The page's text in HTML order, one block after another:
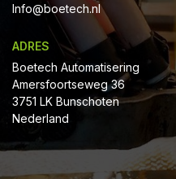
Info@boetech.nl
ADRES
Boetech Automatisering
Amersfoortseweg 36
3751 LK Bunschoten
Nederland